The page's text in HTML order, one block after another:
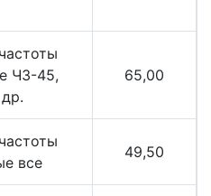
ЧЗ-45,
65,00
все
49,50